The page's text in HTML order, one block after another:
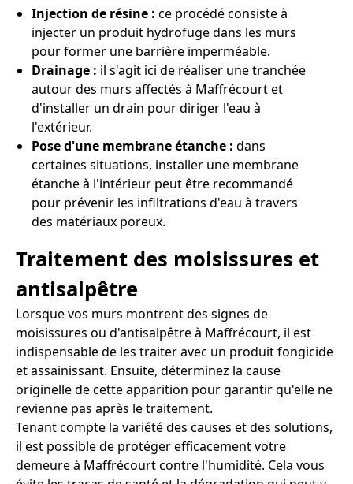
Injection de résine : ce procédé consiste à
injecter un produit hydrofuge dans les murs
pour former une barrière imperméable.
Drainage : il s'agit ici de réaliser une tranchée
autour des murs affectés à Maffrécourt et
d'installer un drain pour diriger l'eau à
l'extérieur.
Pose d'une membrane étanche : dans
certaines situations, installer une membrane
étanche à l'intérieur peut être recommandé
pour prévenir les infiltrations d'eau à travers
des matériaux poreux.
Traitement des moisissures et
antisalpêtre
Lorsque vos murs montrent des signes de
moisissures ou d'antisalpêtre à Maffrécourt, il est
indispensable de les traiter avec un produit fongicide
et assainissant. Ensuite, déterminez la cause
originelle de cette apparition pour garantir qu'elle ne
revienne pas après le traitement.
Tenant compte la variété des causes et des solutions,
il est possible de protéger efficacement votre
demeure à Maffrécourt contre l'humidité. Cela vous